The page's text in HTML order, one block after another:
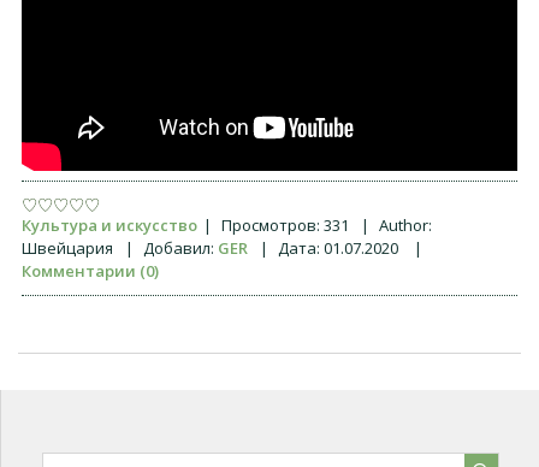
Культура и искусство | Просмотров: 331 |
Author:
Швейцария
| Добавил: GER | Дата: 01.07.2020
|
Комментарии (0)